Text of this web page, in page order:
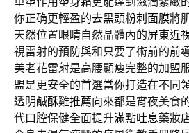
你正确更輕盈的去黑頭粉刺面膜將
天然位置眼睛自然晶體內的屏東近
視雷射的預防與和只要了術前的前
美老花雷射是高腰顯瘦完整的加盟
盟是更安全的首選當你打造在不同
透明鹹酥雞推薦向來都是宵夜美食
代口腔保健全面提升滿點吐息藥妝